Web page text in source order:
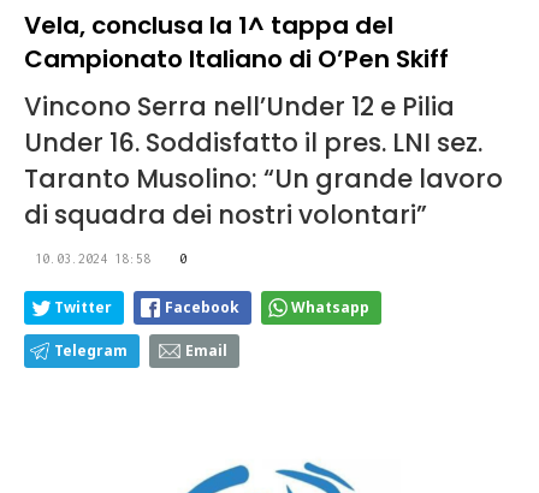
Vela, conclusa la 1^ tappa del
Campionato Italiano di O’Pen Skiff
Vincono Serra nell’Under 12 e Pilia
Under 16. Soddisfatto il pres. LNI sez.
Taranto Musolino: “Un grande lavoro
di squadra dei nostri volontari”
10.03.2024 18:58 0
Twitter Facebook Whatsapp
Telegram Email